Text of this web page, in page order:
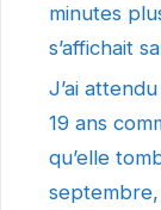
minutes
s’affichait
J’ai
19 ans
qu’elle